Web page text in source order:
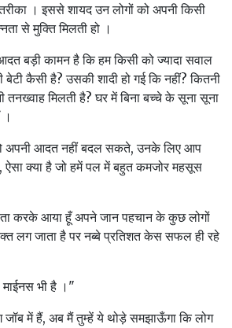
। इससे शायद उन लोगों को अपनी किसी
से मुक्ति मिलती हो ।
बड़ी कामन है कि हम किसी को ज्यादा सवाल
कैसी है? उसकी शादी हो गई कि नहीं? कितनी
तनख्वाह मिलती है? घर में बिना बच्चे के सूना सूना
।
अपनी आदत नहीं बदल सकते, उनके लिए आप
ऐसा क्या है जो हमें पल में बहुत कमजोर महसूस
करके आया हूँ अपने जान पहचान के कुछ लोगों
लग जाता है पर नब्बे प्रतिशत केस सफल ही रहे
भी है ।"
जॉब में हैं, अब मैं तुम्हें ये थोड़े समझाऊँगा कि लोग